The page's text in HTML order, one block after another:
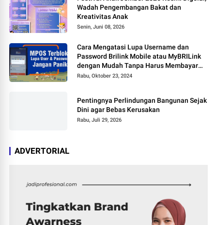
Wadah Pengembangan Bakat dan
Kreativitas Anak
Senin, Juni 08, 2026
Cara Mengatasi Lupa Username dan
Password Brilink Mobile atau MyBRILink
dengan Mudah Tanpa Harus Membayar
Jasa
Rabu, Oktober 23, 2024
Pentingnya Perlindungan Bangunan Sejak
Dini agar Bebas Kerusakan
Rabu, Juli 29, 2026
ADVERTORIAL